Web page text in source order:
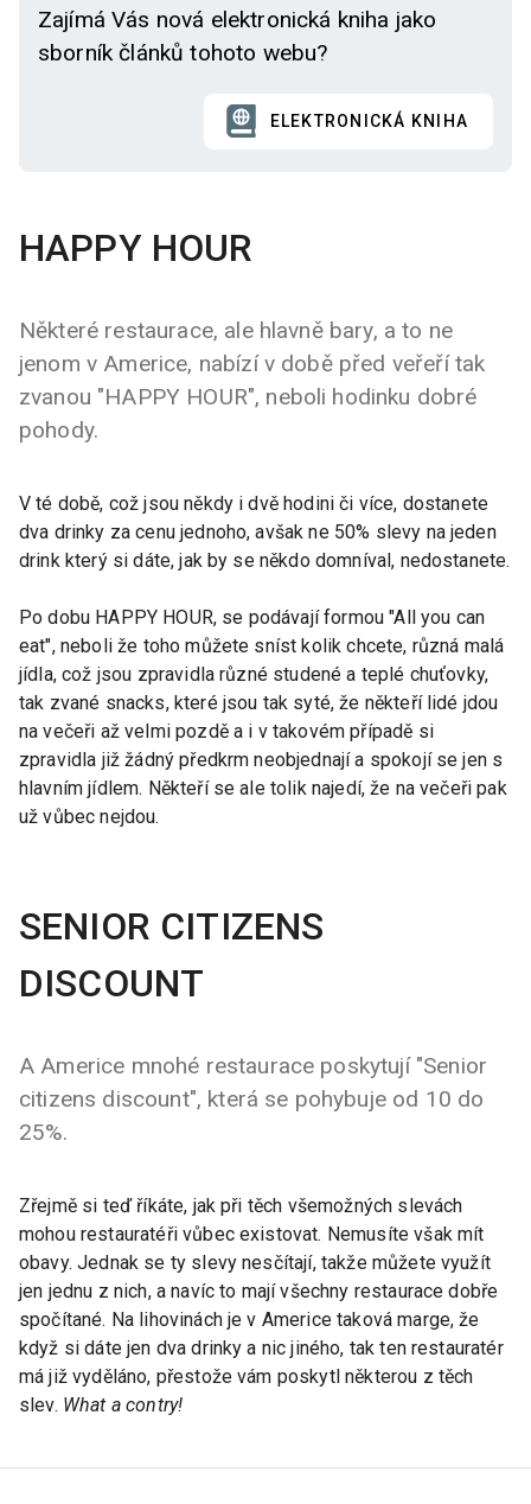
Zajímá Vás nová elektronická kniha jako
sborník článků tohoto webu?
ELEKTRONICKÁ KNIHA
HAPPY HOUR
Některé restaurace, ale hlavně bary, a to ne
jenom v Americe, nabízí v době před veřeří tak
zvanou "HAPPY HOUR", neboli hodinku dobré
pohody.
V té době, což jsou někdy i dvě hodini či více, dostanete
dva drinky za cenu jednoho, avšak ne 50% slevy na jeden
drink který si dáte, jak by se někdo domníval, nedostanete.
Po dobu HAPPY HOUR, se podávají formou "All you can
eat", neboli že toho můžete sníst kolik chcete, různá malá
jídla, což jsou zpravidla různé studené a teplé chuťovky,
tak zvané snacks, které jsou tak syté, že někteří lidé jdou
na večeři až velmi pozdě a i v takovém případě si
zpravidla již žádný předkrm neobjednají a spokojí se jen s
hlavním jídlem. Někteří se ale tolik najedí, že na večeři pak
už vůbec nejdou.
SENIOR CITIZENS
DISCOUNT
A Americe mnohé restaurace poskytují "Senior
citizens discount", která se pohybuje od 10 do
25%.
Zřejmě si teď říkáte, jak při těch všemožných slevách
mohou restauratéři vůbec existovat. Nemusíte však mít
obavy. Jednak se ty slevy nesčítají, takže můžete využít
jen jednu z nich, a navíc to mají všechny restaurace dobře
spočítané. Na lihovinách je v Americe taková marge, že
když si dáte jen dva drinky a nic jiného, tak ten restauratér
má již vyděláno, přestože vám poskytl některou z těch
slev. What a contry!